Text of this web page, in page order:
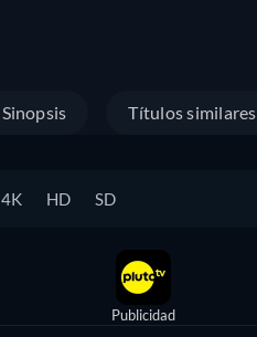
Sinopsis Títulos similares
4K HD SD
Publicidad